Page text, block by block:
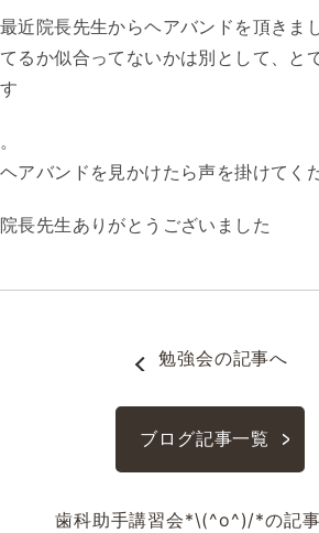
最近院長先生からヘアバンドを頂きま
てるか似合ってないかは別として、と
す
。
ヘアバンドを見かけたら声を掛けてく
院長先生ありがとうございました
勉強会の記事へ
ブログ記事一覧
歯科助手講習会*\(^o^)/*の記